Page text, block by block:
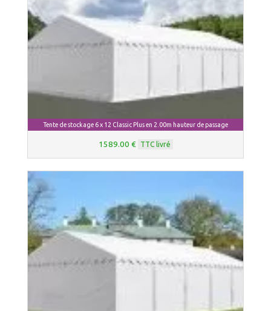
Tente de stockage 6 x 12 Classic Plus en 2.00m hauteur de passage
1589.00 € TTC livré